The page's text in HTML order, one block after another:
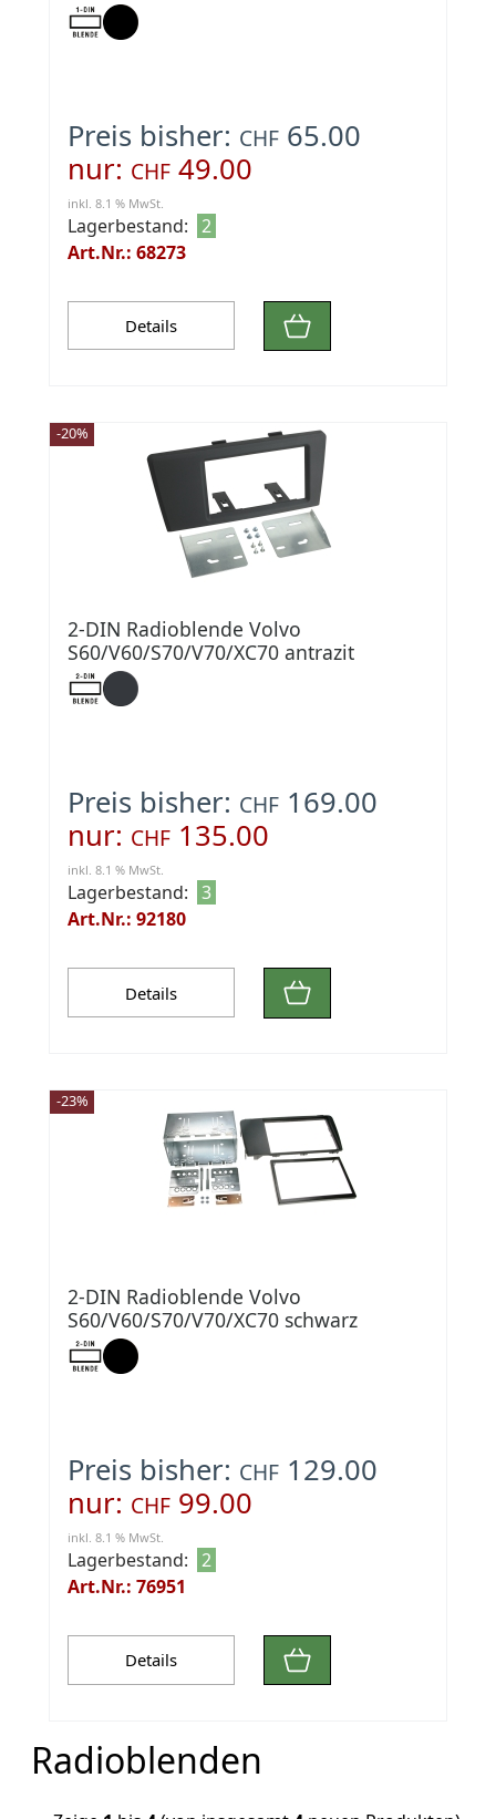
Preis bisher: CHF 65.00
nur: CHF 49.00
inkl. 8.1 % MwSt.
Lagerbestand: 2
Art.Nr.: 68273
Details
-20%
2-DIN Radioblende Volvo
S60/V60/S70/V70/XC70 antrazit
Preis bisher: CHF 169.00
nur: CHF 135.00
inkl. 8.1 % MwSt.
Lagerbestand: 3
Art.Nr.: 92180
Details
-23%
2-DIN Radioblende Volvo
S60/V60/S70/V70/XC70 schwarz
Preis bisher: CHF 129.00
nur: CHF 99.00
inkl. 8.1 % MwSt.
Lagerbestand: 2
Art.Nr.: 76951
Details
Radioblenden